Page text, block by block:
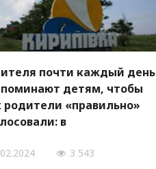
почти каждый день
детям, чтобы
родители «правильно»
в
подготовка к
3 543